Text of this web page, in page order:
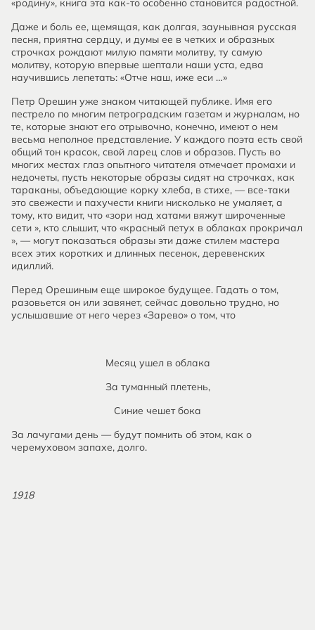
«родину», книга эта как-то особенно становится радостной.
Даже и боль ее, щемящая, как долгая, заунывная русская
песня, приятна сердцу, и думы ее в четких и образных
строчках рождают милую памяти молитву, ту самую
молитву, которую впервые шептали наши уста, едва
научившись лепетать: «Отче наш, иже еси …»
Петр Орешин уже знаком читающей публике. Имя его
пестрело по многим петроградским газетам и журналам, но
те, которые знают его отрывочно, конечно, имеют о нем
весьма неполное представление. У каждого поэта есть свой
общий тон красок, свой ларец слов и образов. Пусть во
многих местах глаз опытного читателя отмечает промахи и
недочеты, пусть некоторые образы сидят на строчках, как
тараканы, объедающие корку хлеба, в стихе, — все-таки
это свежести и пахучести книги нисколько не умаляет, а
тому, кто видит, что «зори над хатами вяжут широченные
сети », кто слышит, что «красный петух в облаках прокричал
», — могут показаться образы эти даже стилем мастера
всех этих коротких и длинных песенок, деревенских
идиллий.
Перед Орешиным еще широкое будущее. Гадать о том,
разовьется он или завянет, сейчас довольно трудно, но
услышавшие от него через «Зарево» о том, что
Месяц ушел в облака
За туманный плетень,
Синие чешет бока
За лачугами день — будут помнить об этом, как о
черемуховом запахе, долго.
1918